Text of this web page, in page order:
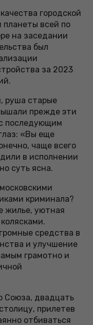
городской
планеты всей по
на заседании
был
за 2023
руша старые
прежде эти
последующим
«Вы еще
чаще всего
в исполнении
суть ясна.
криминала?
жилье, уютная
средства в
и улучшение
грамотно и
Союза, двадцать
прилетев
отбиваться